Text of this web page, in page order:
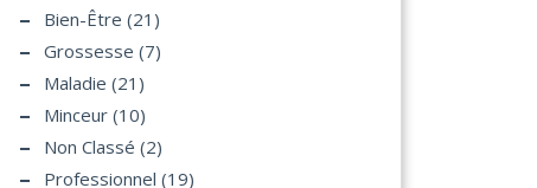
Bien-Être (21)
Grossesse (7)
Maladie (21)
Minceur (10)
Non Classé (2)
Professionnel (19)